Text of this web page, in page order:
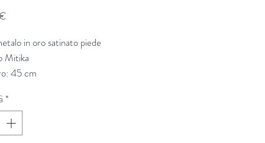
in oro satinato piede
Mitika
45 cm
Chehoma
*